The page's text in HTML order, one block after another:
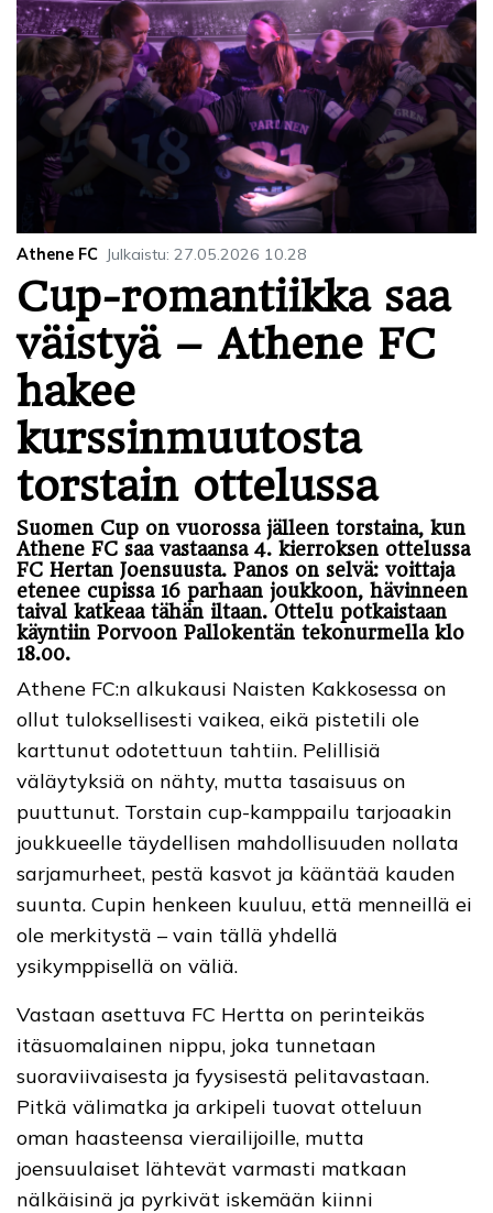
Athene FC Julkaistu: 27.05.2026 10.28
Cup-romantiikka saa
väistyä – Athene FC
hakee
kurssinmuutosta
torstain ottelussa
Suomen Cup on vuorossa jälleen torstaina, kun
Athene FC saa vastaansa 4. kierroksen ottelussa
FC Hertan Joensuusta. Panos on selvä: voittaja
etenee cupissa 16 parhaan joukkoon, hävinneen
taival katkeaa tähän iltaan. Ottelu potkaistaan
käyntiin Porvoon Pallokentän tekonurmella klo
18.00.
Athene FC:n alkukausi Naisten Kakkosessa on
ollut tuloksellisesti vaikea, eikä pistetili ole
karttunut odotettuun tahtiin. Pelillisiä
väläytyksiä on nähty, mutta tasaisuus on
puuttunut. Torstain cup-kamppailu tarjoaakin
joukkueelle täydellisen mahdollisuuden nollata
sarjamurheet, pestä kasvot ja kääntää kauden
suunta. Cupin henkeen kuuluu, että menneillä ei
ole merkitystä – vain tällä yhdellä
ysikymppisellä on väliä.
Vastaan asettuva FC Hertta on perinteikäs
itäsuomalainen nippu, joka tunnetaan
suoraviivaisesta ja fyysisestä pelitavastaan.
Pitkä välimatka ja arkipeli tuovat otteluun
oman haasteensa vierailijoille, mutta
joensuulaiset lähtevät varmasti matkaan
nälkäisinä ja pyrkivät iskemään kiinni